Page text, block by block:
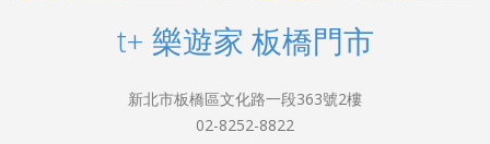
t+ 樂遊家 板橋門市
新北市板橋區文化路一段363號2樓
02-8252-8822